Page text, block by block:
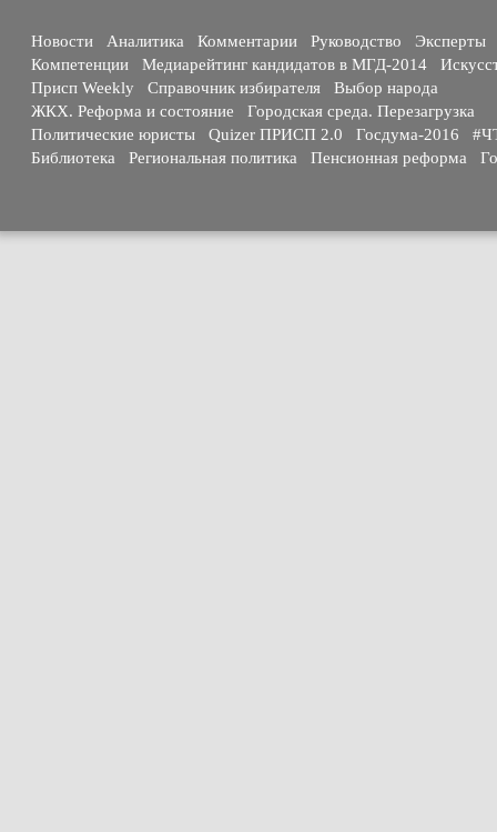
Новости Аналитика Комментарии Руководство
Эксперты
Компетенции
Медиарейтинг кандидатов в МГД-2014
Присп Weekly
Справочник избирателя
Выбор народа
ЖКХ. Реформа и состояние
Городская среда. Перезагрузка
Политические юристы
Quizer ПРИСП 2.0 Госдума-2016
Библиотека
Региональная политика Пенсионная реформа